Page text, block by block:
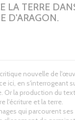
LA TERRE
D'ARAGON.
nouvelle de
ici, en s'interrogeant
Or la production du
l'écriture et la terre.
qui parcourent